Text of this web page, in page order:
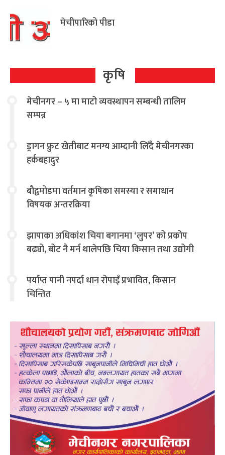
मेचीपारिको पीडा
कृषि
मेचीनगर – ५ मा माटो व्यवस्थापन सम्बन्धी तालिम
सम्पन्न
ड्रागन फ्रुट खेतीबाट मनग्य आम्दानी लिँदै मेचीनगरका
हर्कबहादुर
बौद्वमोडमा वर्तमान कृषिका समस्या र समाधान
विषयक अन्तरक्रिया
झापाका अधिकांश चिया बगानमा ‘लुपर’ को प्रकोप
बढ्यो, बोट नै मर्न थालेपछि चिया किसान तथा उद्योगी
पर्याप्त पानी नपर्दा धान रोपाइँ प्रभावित, किसान
चिन्तित